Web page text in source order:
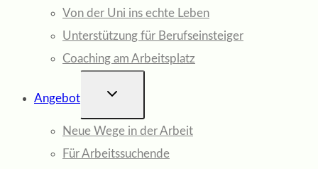
Von der Uni ins echte Leben
Unterstützung für Berufseinsteiger
Coaching am Arbeitsplatz
Angebot
UNTERMENÜ
Neue Wege in der Arbeit
Für Arbeitssuchende